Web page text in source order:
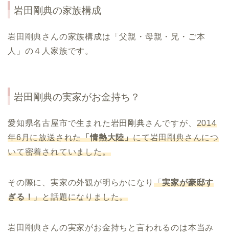
岩田剛典の家族構成
岩田剛典さんの家族構成は「父親・母親・兄・ご本
人」の４人家族です。
岩田剛典の実家がお金持ち？
愛知県名古屋市で生まれた岩田剛典さんですが、 2014
年6月に放送された「情熱大陸」にて岩田剛典さんにつ
いて密着されていました。
その際に、実家の外観が明らかになり 「実家が豪邸す
ぎる！」と話題になりました。
岩田剛典さんの実家がお金持ちと言われるのは本当み